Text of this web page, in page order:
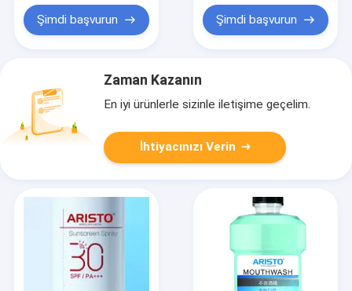
Şimdi başvurun Şimdi başvurun
Zaman Kazanın
En iyi ürünlerle sizinle iletişime geçelim.
İhtiyacınızı Verin